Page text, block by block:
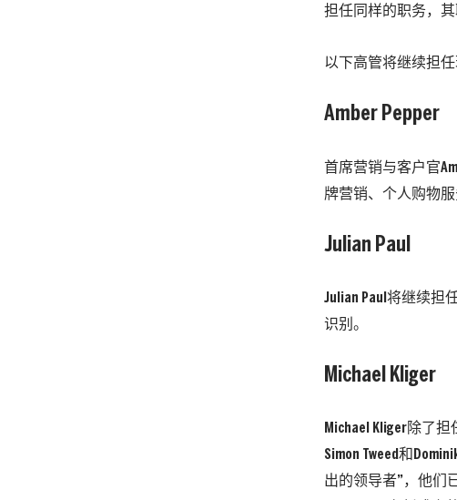
担任同样的职务，
以下高管将继续担任
Amber Pepper
首席营销与客户官
牌营销、个人购物
Julian Paul
Julian Paul将继续担
识别。
Michael Kliger
Michael Kliger除了
Simon Tweed和
出的领导者”，他们